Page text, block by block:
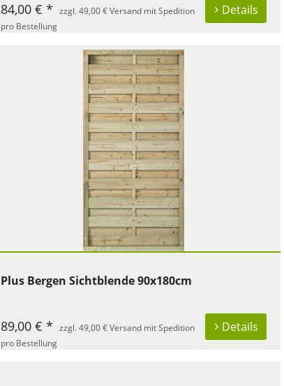
Details
84,00 € *
zzgl. 49,00 € Versand mit Spedition
pro Bestellung
Plus Bergen Sichtblende 90x180cm
Details
89,00 € *
zzgl. 49,00 € Versand mit Spedition
pro Bestellung